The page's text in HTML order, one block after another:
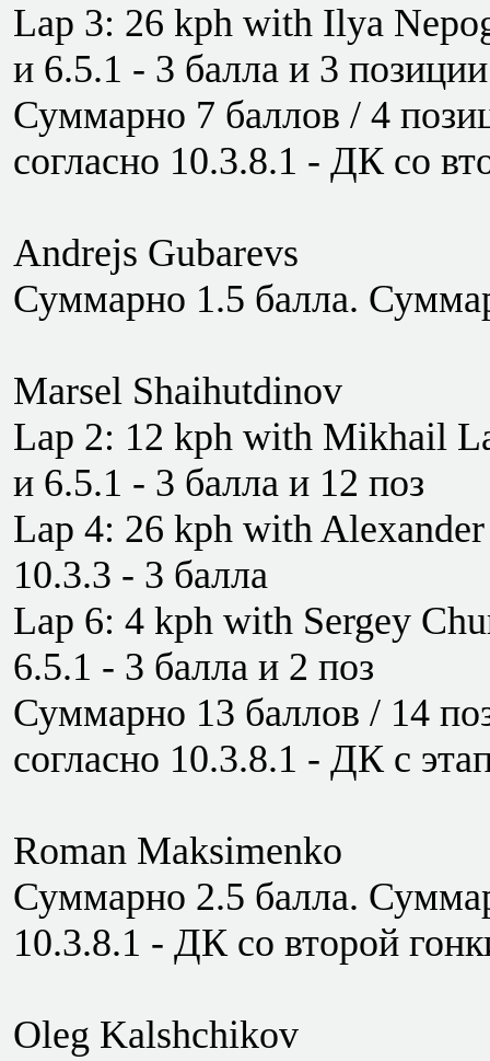
Lap 3: 26 kph with Ilya
и 6.5.1 - 3 балла и 3 позиции
Суммарно 7 баллов / 4
согласно 10.3.8.1 - ДК со
Andrejs Gubarevs
Суммарно 1.5 балла.
Marsel Shaihutdinov
Lap 2: 12 kph with Mikhail
и 6.5.1 - 3 балла и 12 поз
Lap 4: 26 kph with
10.3.3 - 3 балла
Lap 6: 4 kph with Sergey
6.5.1 - 3 балла и 2 поз
Суммарно 13 баллов / 14
согласно 10.3.8.1 - ДК с
Roman Maksimenko
Суммарно 2.5 балла.
10.3.8.1 - ДК со второй
Oleg Kalshchikov